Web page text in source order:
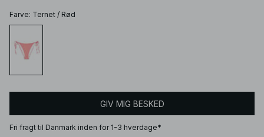
Farve: Ternet / Rød
GIV MIG BESKED
Fri fragt til Danmark inden for 1-3 hverdage*